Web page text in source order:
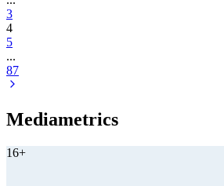
3
4
5
...
87
Mediametrics
16+